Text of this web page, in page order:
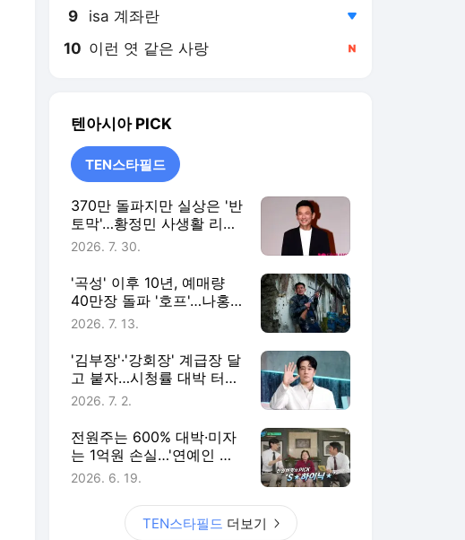
9 isa 계좌란
10 이런 엿 같은 사랑
텐아시아PICK
TEN스타필드
370만 돌파지만 실상은 '반
토막'…황정민 사생활 리스
크까지 덮친 '호프' [TEN스
2026. 7. 30.
'곡성' 이후 10년, 예매량
40만장 돌파 '호프'…나홍
진 신작 향한 기대와 우려
2026. 7. 13.
'김부장'·'강회장' 계급장 달
고 붙자…시청률 대박 터진
직급 타이틀 [TEN스타필
2026. 7. 2.
전원주는 600% 대박·미자
는 1억원 손실…'연예인 주
식 썰전' 위험한 판타지
2026. 6. 19.
TEN스타필드 더보기